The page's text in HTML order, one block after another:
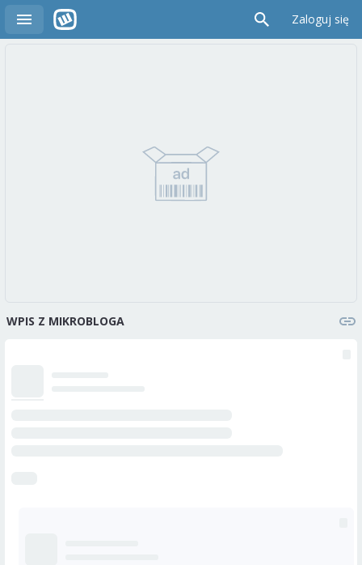
Zaloguj się
WPIS Z MIKROBLOGA